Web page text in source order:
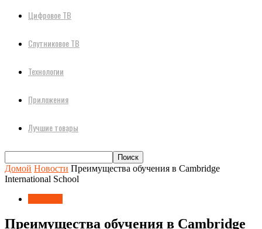
Цифровое ТВ
Спутниковое ТВ
Технологии
Приложения
Лучшие товары
Домой Новости Преимущества обучения в Cambridge
International School
Преимущества обучения в Cambridge